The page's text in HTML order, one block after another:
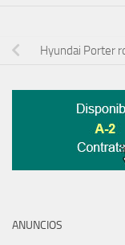
Hyundai Porter
ANUNCIOS